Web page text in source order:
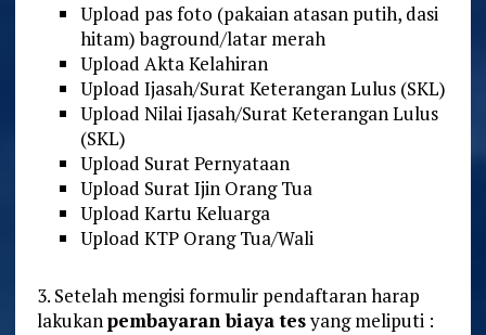
Upload pas foto (pakaian atasan putih, dasi
hitam) baground/latar merah
Upload Akta Kelahiran
Upload Ijasah/Surat Keterangan Lulus (SKL)
Upload Nilai Ijasah/Surat Keterangan Lulus
(SKL)
Upload Surat Pernyataan
Upload Surat Ijin Orang Tua
Upload Kartu Keluarga
Upload KTP Orang Tua/Wali
3. Setelah mengisi formulir pendaftaran harap
lakukanpembayaran biaya tesyang meliputi :